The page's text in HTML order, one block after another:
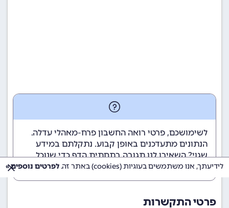
לשימושכם, פרטי רואה החשבון פרח-מאהלי עדלה.
הנתונים מתעדכנים באופן קבוע. נתקלתם במידע
שגוי? השאירו לנו תגובה בתחתית הדף כדי שנוכל
לטפל בבעיה בהקדם.
פרטי התקשרות
לידיעתך, אנו משתמשים בעוגיות (cookies) באתר זה. לפרטים נוספים »